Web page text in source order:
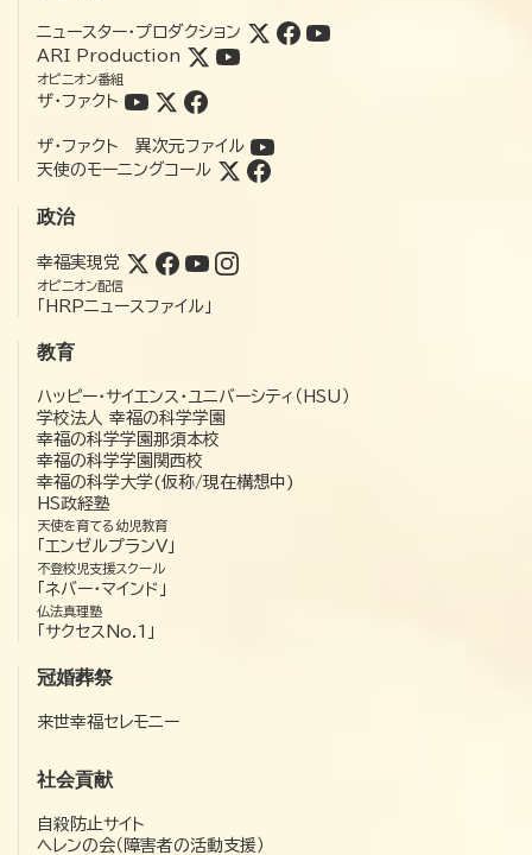
ニュースター・プロダクション
ARI Production
オピニオン番組
ザ・ファクト
ザ・ファクト 異次元ファイル
天使のモーニングコール
政治
幸福実現党
オピニオン配信
「HRPニュースファイル」
教育
ハッピー・サイエンス・ユニバーシティ（HSU）
学校法人 幸福の科学学園
幸福の科学学園那須本校
幸福の科学学園関西校
幸福の科学大学(仮称/現在構想中)
HS政経塾
天使を育てる幼児教育
「エンゼルプランV」
不登校児支援スクール
「ネバー・マインド」
仏法真理塾
「サクセスNo.1」
冠婚葬祭
来世幸福セレモニー
社会貢献
自殺防止サイト
ヘレンの会（障害者の活動支援）